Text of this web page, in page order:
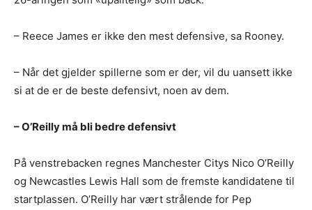
– Reece James er ikke den mest defensive, sa Rooney.
– Når det gjelder spillerne som er der, vil du uansett ikke
si at de er de beste defensivt, noen av dem.
– O’Reilly må bli bedre defensivt
På venstrebacken regnes Manchester Citys Nico O’Reilly
og Newcastles Lewis Hall som de fremste kandidatene til
startplassen. O’Reilly har vært strålende for Pep